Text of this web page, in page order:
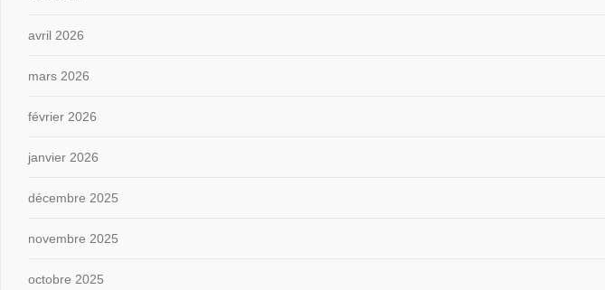
avril 2026
mars 2026
février 2026
janvier 2026
décembre 2025
novembre 2025
octobre 2025